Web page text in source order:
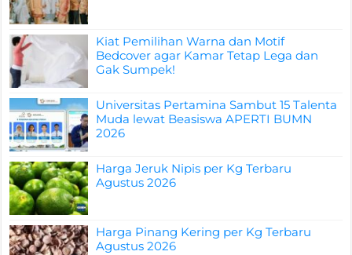
Kiat Pemilihan Warna dan Motif
Bedcover agar Kamar Tetap Lega dan
Gak Sumpek!
Universitas Pertamina Sambut 15 Talenta
Muda lewat Beasiswa APERTI BUMN
2026
Harga Jeruk Nipis per Kg Terbaru
Agustus 2026
Harga Pinang Kering per Kg Terbaru
Agustus 2026